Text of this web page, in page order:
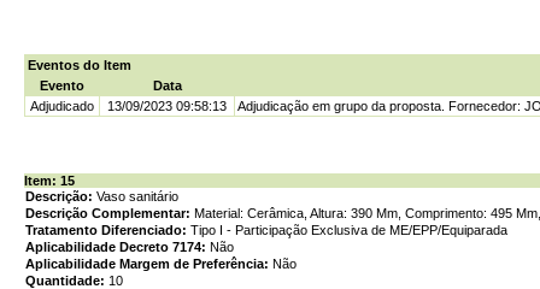
Eventos do Item
Evento
Data
Adjudicado
13/09/2023 09:58:13 Adjudicação em grupo da proposta. Fornecedor:
Item: 15
Descrição: Vaso sanitário
Descrição Complementar: Material: Cerâmica, Altura: 390 Mm, Comprimento: 495
Tratamento Diferenciado: Tipo I - Participação Exclusiva de ME/EPP/Equiparada
Aplicabilidade Decreto 7174: Não
Aplicabilidade Margem de Preferência: Não
Quantidade: 10